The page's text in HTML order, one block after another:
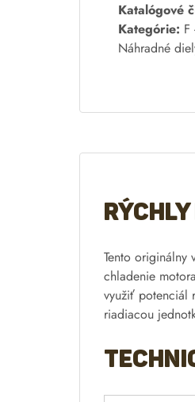
A
l
t
e
:
Katalógové
Kategórie: F
Náhradné
Tento originálny
chladenie
využiť potenciál
riadiacou